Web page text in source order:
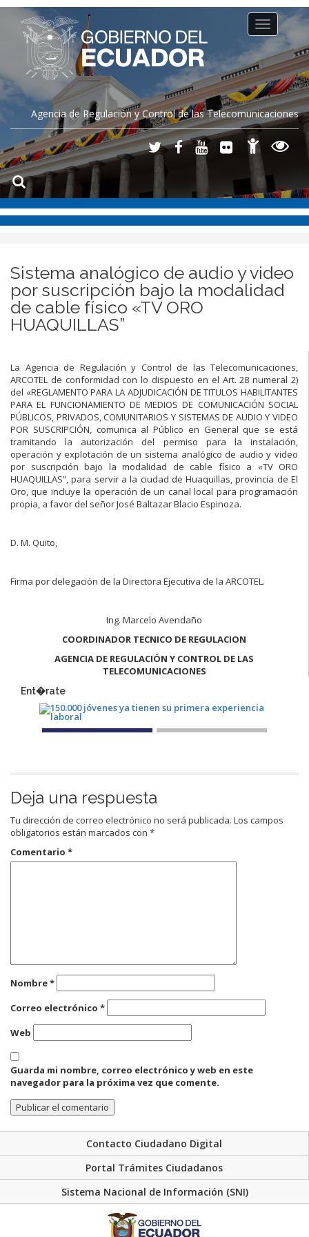
Agencia de Regulación y Control de las Telecomunicaciones
Toggle
navigation
Sistema analógico de audio y video
por suscripción bajo la modalidad
de cable físico «TV ORO
HUAQUILLAS”
La Agencia de Regulación y Control de las Telecomunicaciones,
ARCOTEL de conformidad con lo dispuesto en el Art. 28 numeral 2)
del «REGLAMENTO PARA LA ADJUDICACIÓN DE TITULOS HABILlTANTES
PARA EL FUNCIONAMIENTO DE MEDIOS DE COMUNICACIÓN SOCIAL
PÚBLICOS, PRIVADOS, COMUNITARIOS Y SISTEMAS DE AUDIO Y VIDEO
POR SUSCRIPCIÓN, comunica al Público en General que se está
tramitando la autorización del permiso para la instalación,
operación y explotación de un sistema analógico de audio y video
por suscripción bajo la modalidad de cable físico a «TV ORO
HUAQUILLAS”, para servir a la ciudad de Huaquillas, provincia de El
Oro, que incluye la operación de un canal local para programación
propia, a favor del señor José Baltazar Blacio Espinoza.
D. M. Quito,
Firma por delegación de la Directora Ejecutiva de la ARCOTEL.
Ing. Marcelo Avendaño
COORDINADOR TECNICO DE REGULACION
AGENCIA DE REGULACIÓN Y CONTROL DE LAS
TELECOMUNICACIONES
Ent�rate
Deja una respuesta
Tu dirección de correo electrónico no será publicada. Los campos
obligatorios están marcados con *
Comentario *
Nombre*
Correo electrónico *
Web
Guarda mi nombre, correo electrónico y web en este
navegador para la próxima vez que comente.
Contacto Ciudadano Digital
Portal Trámites Ciudadanos
Sistema Nacional de Información (SNI)